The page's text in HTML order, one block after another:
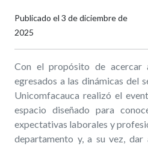
Publicado el 3 de diciembre de
2025
Con el propósito de acercar
egresados a las dinámicas del
Unicomfacauca realizó el
espacio diseñado para
expectativas laborales y
departamento y, a su vez, dar